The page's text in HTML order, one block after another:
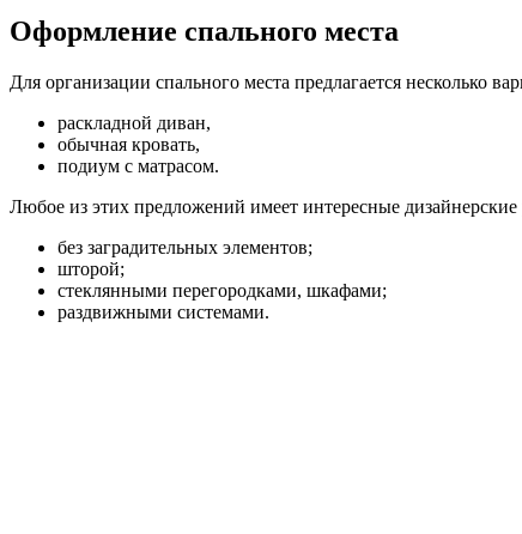
Оформление спального места
Для организации спального места предлагается несколько
раскладной диван,
обычная кровать,
подиум с матрасом.
Любое из этих предложений имеет интересные
без заградительных элементов;
шторой;
стеклянными перегородками, шкафами;
раздвижными системами.